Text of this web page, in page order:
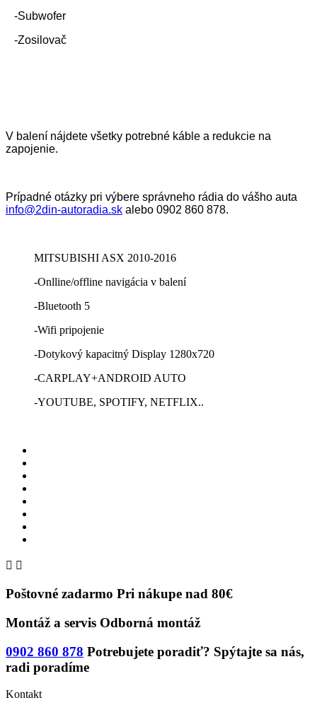
-Subwofer
-Zosilovač
V balení nájdete všetky potrebné káble a redukcie na
zapojenie.
Prípadné otázky pri výbere správneho rádia do vášho auta
info@2din-autoradia.sk alebo 0902 860 878.
MITSUBISHI ASX 2010-2016
-Onlline/offline navigácia v balení
-Bluetooth 5
-Wifi pripojenie
-Dotykový kapacitný Display 1280x720
-CARPLAY+ANDROID AUTO
-YOUTUBE, SPOTIFY, NETFLIX..
 
Poštovné zadarmo Pri nákupe nad 80€
Montáž a servis Odborná montáž
0902 860 878 Potrebujete poradiť? Spýtajte sa nás,
radi poradíme
Kontakt